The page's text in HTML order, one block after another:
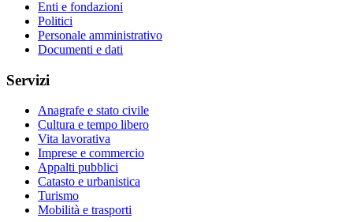
Enti e fondazioni
Politici
Personale amministrativo
Documenti e dati
Servizi
Anagrafe e stato civile
Cultura e tempo libero
Vita lavorativa
Imprese e commercio
Appalti pubblici
Catasto e urbanistica
Turismo
Mobilità e trasporti